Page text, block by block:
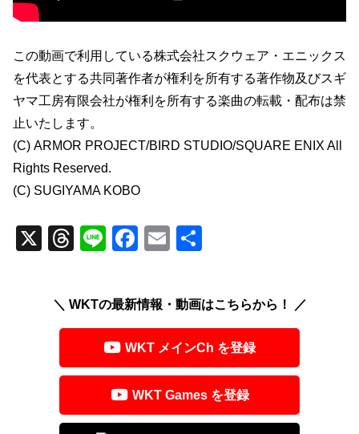
この動画で利用している株式会社スクウェア・エニックス
を代表とする共同著作者が権利を所有する著作物及びスギ
ヤマ工房有限会社が権利を所有する楽曲の転載・配布は禁
止いたします。
(C) ARMOR PROJECT/BIRD STUDIO/SQUARE ENIX All
Rights Reserved.
(C) SUGIYAMA KOBO
X
T
a
s
Li
F
e
b
o
o
k
E
＼ WKTの最新情報・動画はこちらから！ ／
WKT メインCh を登録
WKT Games を登録